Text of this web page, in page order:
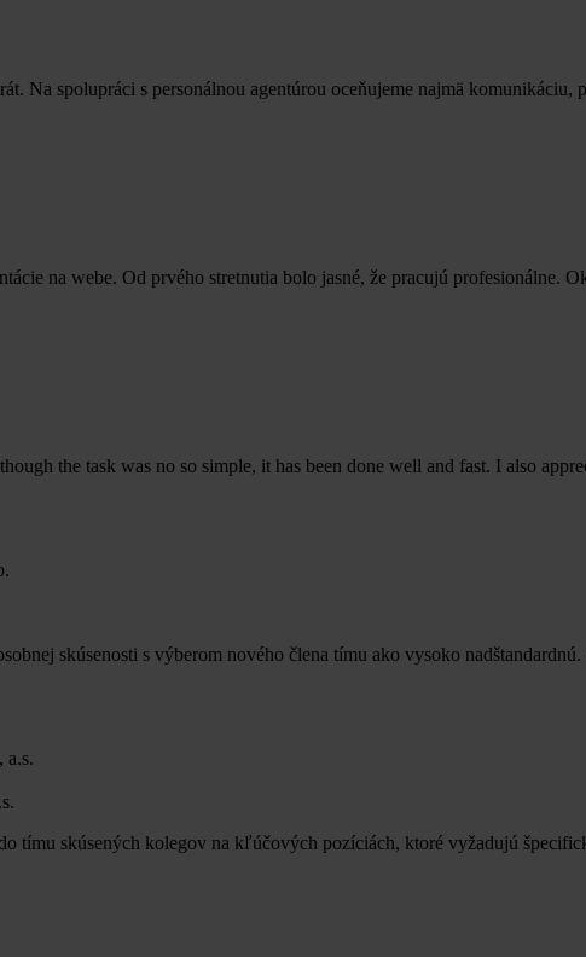
Na spolupráci s personálnou agentúrou oceňujeme najmä
na webe. Od prvého stretnutia bolo jasné, že pracujú profesionálne.
the task was no so simple, it has been done well and fast. I also
skúsenosti s výberom nového člena tímu ako vysoko
tímu skúsených kolegov na kľúčových pozíciách, ktoré vyžadujú